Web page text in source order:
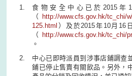
食物安全中心已於2015年
（
http://www.cfs.gov.hk/tc_chi/
125.html ） 及於2015年10月16
（
http://www.cfs.gov.hk/tc_chi/
。
中心已即時派員到涉事店鋪調查
鋪已停止售賣有關飲品。另外，